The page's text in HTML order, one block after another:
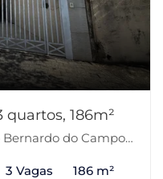
quartos, 186m²
do Campo-SP
3 Vagas 186 m²